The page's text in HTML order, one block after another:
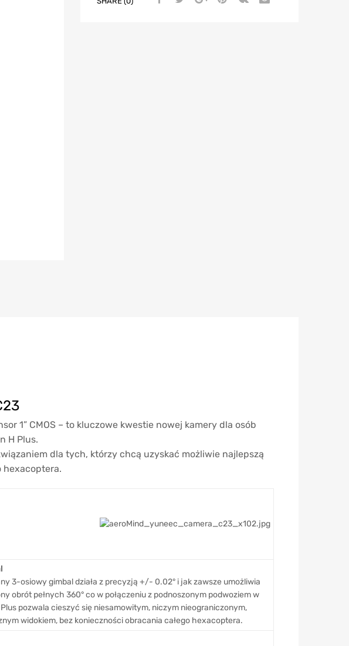
1” CMOS – to kluczowe kwestie nowej kamery dla osób
H Plus.
dla tych, którzy chcą uzyskać możliwie najlepszą
hexacoptera.
3-osiowy gimbal działa z precyzją +/- 0.02° i jak zawsze umożliwia
obrót pełnych 360° co w połączeniu z podnoszonym podwoziem w
pozwala cieszyć się niesamowitym, niczym nieograniczonym,
widokiem, bez konieczności obracania całego hexacoptera.